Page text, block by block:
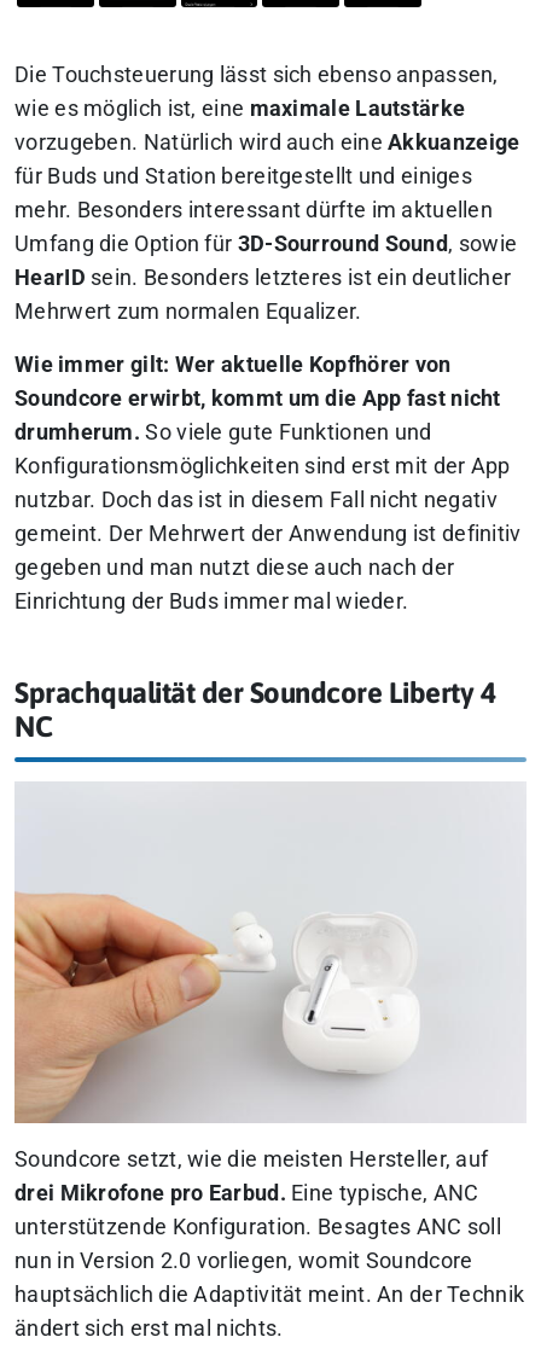
Die Touchsteuerung lässt sich ebenso anpassen,
wie es möglich ist, eine maximale Lautstärke
vorzugeben. Natürlich wird auch eineAkkuanzeige
für Buds und Station bereitgestellt und einiges
mehr. Besonders interessant dürfte im aktuellen
Umfang die Option für 3D-Sourround Sound , sowie
HearID sein. Besonders letzteres ist ein deutlicher
Mehrwert zum normalen Equalizer.
Wie immer gilt: Wer aktuelle Kopfhörer von
Soundcore erwirbt, kommt um die App fast nicht
drumherum. So viele gute Funktionen und
Konfigurationsmöglichkeiten sind erst mit der App
nutzbar. Doch das ist in diesem Fall nicht negativ
gemeint. Der Mehrwert der Anwendung ist definitiv
gegeben und man nutzt diese auch nach der
Einrichtung der Buds immer mal wieder.
Sprachqualität der Soundcore Liberty 4
NC
Soundcore setzt, wie die meisten Hersteller, auf
drei Mikrofone pro Earbud. Eine typische, ANC
unterstützende Konfiguration. Besagtes ANC soll
nun in Version 2.0 vorliegen, womit Soundcore
hauptsächlich die Adaptivität meint. An der Technik
ändert sich erst mal nichts.